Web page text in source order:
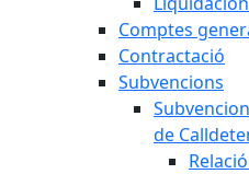
Comptes
Contractació
Subvencions
de